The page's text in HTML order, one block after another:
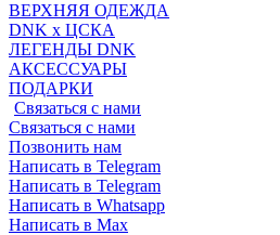
ВЕРХНЯЯ ОДЕЖДА
DNK x ЦСКА
ЛЕГЕНДЫ DNK
АКСЕССУАРЫ
ПОДАРКИ
Связаться с нами
Связаться с нами
Позвонить нам
Написать в Telegram
Написать в Telegram
Написать в Whatsapp
Написать в Max